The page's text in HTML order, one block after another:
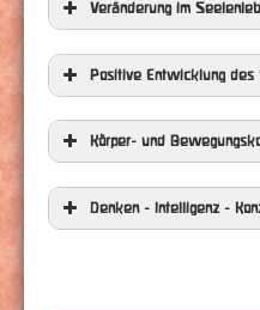
WeiterlesenWeiterlesen
Veränderung im
Positive Entwicklung des
Körper- und
Weiterlesen
Denken - Intelligenz -